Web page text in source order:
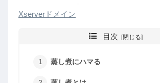
Xserverドメイン
目次
蒸し煮にハマる